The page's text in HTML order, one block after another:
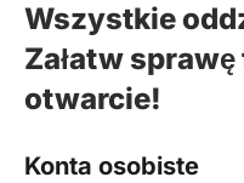
Wszystkie
Załatw
otwarcie!
Konta osobiste